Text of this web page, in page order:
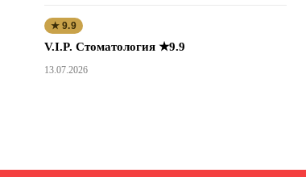
★ 9.9
V.I.P. Стоматология ★9.9
13.07.2026